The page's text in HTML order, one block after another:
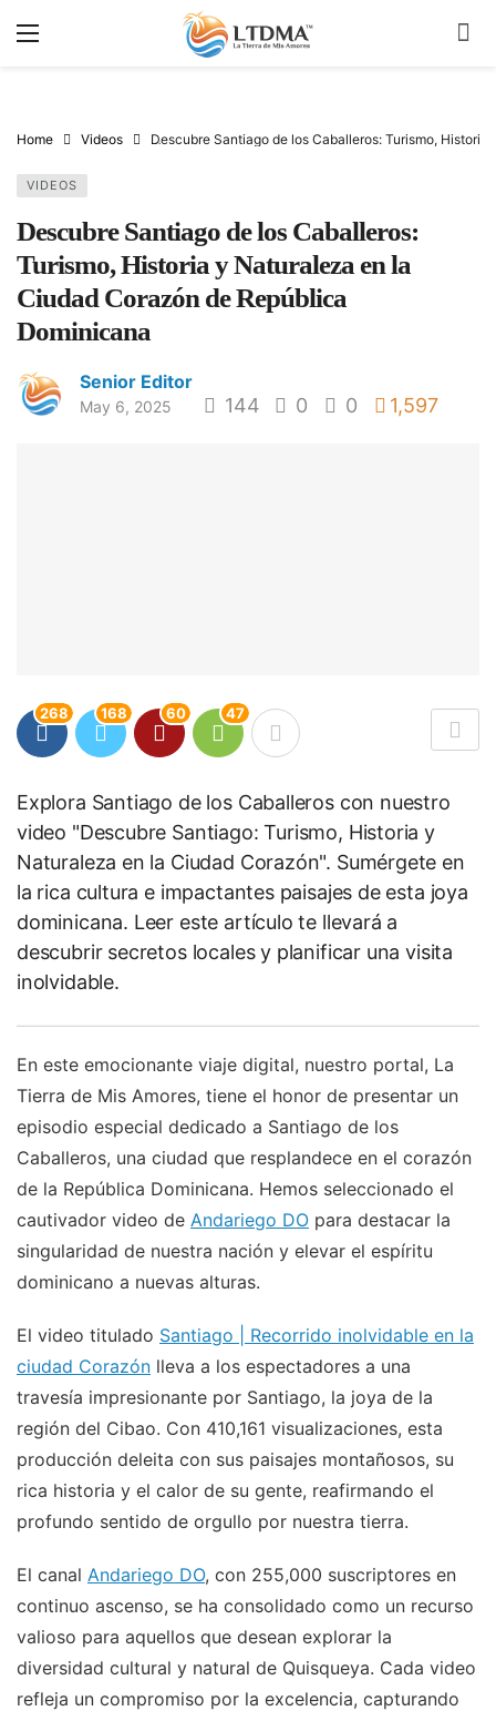
Home Videos Descubre Santiago de los Caballeros: Turismo,
VIDEOS
Descubre Santiago de los Caballeros:
Turismo, Historia y Naturaleza en la
Ciudad Corazón de República
Dominicana
Senior Editor
May 6, 2025 144 0 0 1,597
268 168 60 47
Explora Santiago de los Caballeros con nuestro
video "Descubre Santiago: Turismo, Historia y
Naturaleza en la Ciudad Corazón". Sumérgete en
la rica cultura e impactantes paisajes de esta joya
dominicana. Leer este artículo te llevará a
descubrir secretos locales y planificar una visita
inolvidable.
En este emocionante viaje digital, nuestro portal, La
Tierra de Mis Amores, tiene el honor de presentar un
episodio especial dedicado a Santiago de los
Caballeros, una ciudad que resplandece en el corazón
de la República Dominicana. Hemos seleccionado el
cautivador video de Andariego DO para destacar la
singularidad de nuestra nación y elevar el espíritu
dominicano a nuevas alturas.
El video titulado Santiago | Recorrido inolvidable en la
ciudad Corazón lleva a los espectadores a una
travesía impresionante por Santiago, la joya de la
región del Cibao. Con 410,161 visualizaciones, esta
producción deleita con sus paisajes montañosos, su
rica historia y el calor de su gente, reafirmando el
profundo sentido de orgullo por nuestra tierra.
El canal Andariego DO, con 255,000 suscriptores en
continuo ascenso, se ha consolidado como un recurso
valioso para aquellos que desean explorar la
diversidad cultural y natural de Quisqueya. Cada video
refleja un compromiso por la excelencia, capturando